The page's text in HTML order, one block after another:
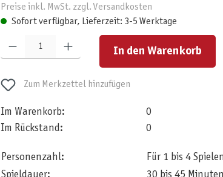
Preise inkl. MwSt. zzgl. Versandkosten
Sofort verfügbar, Lieferzeit: 3-5 Werktage
In den Warenkorb
Zum Merkzettel hinzufügen
Im Warenkorb:
0
Im Rückstand:
0
Personenzahl:
Für 1 bis 4